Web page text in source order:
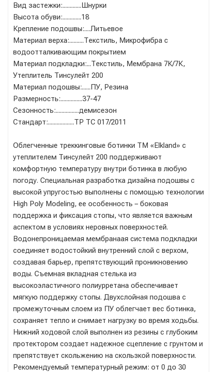
Вид застежки:.............Шнурки
Высота обуви:.............18
Крепление подошвы:....Литьевое
Материал верха:..........Текстиль, Микрофибра с
водоотталкивающим покрытием
Материал подкладки:...Текстиль, Мембрана 7К/7К,
Утеплитель Тинсулейт 200
Материал подошвы:......ПУ, Резина
Размерность:...............37-47
Сезонность:................демисезон
Стандарт:..................ТР ТС 017/2011
Облегченные треккинговые ботинки TM «Elkland» с
утеплителем Тинсулейт 200 поддерживают
комфортную температуру внутри ботинка в любую
погоду. Специальная разработка дизайна подошвы с
высокой упругостью выполнены с помощью технологии
High Poly Modeling, ее особенность – боковая
поддержка и фиксация стопы, что является важным
аспектом в условиях неровных поверхностей.
Водонепроницаемая мембранаая система подкладки
соединяет водостойкий внутренний слой с верхом,
создавая барьер, препятствующий проникновению
воды. Съемная вкладная стелька из
высокоэластичного полиурретана обеспечивает
мягкую поддержку стопы. Двухслойная подошва с
промежуточным слоем из ПУ облегчает вес ботинка,
сохраняет тепло и снимает нагрузку во время ходьбы.
Нижний ходовой слой выполнен из резины с глубоким
протектором создает надежное сцепление с грунтом и
препятствует скольжению на скользкой поверхности.
Рекомендуемый температурный режим: от 0 до 30